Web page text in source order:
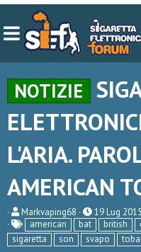
NOTIZIE
L'ARIA.
AMERICAN
C
r
e
a
Markvaping68
D
a
t
a
19 Lug 2015
american
bat british
sigaretta
son svapo